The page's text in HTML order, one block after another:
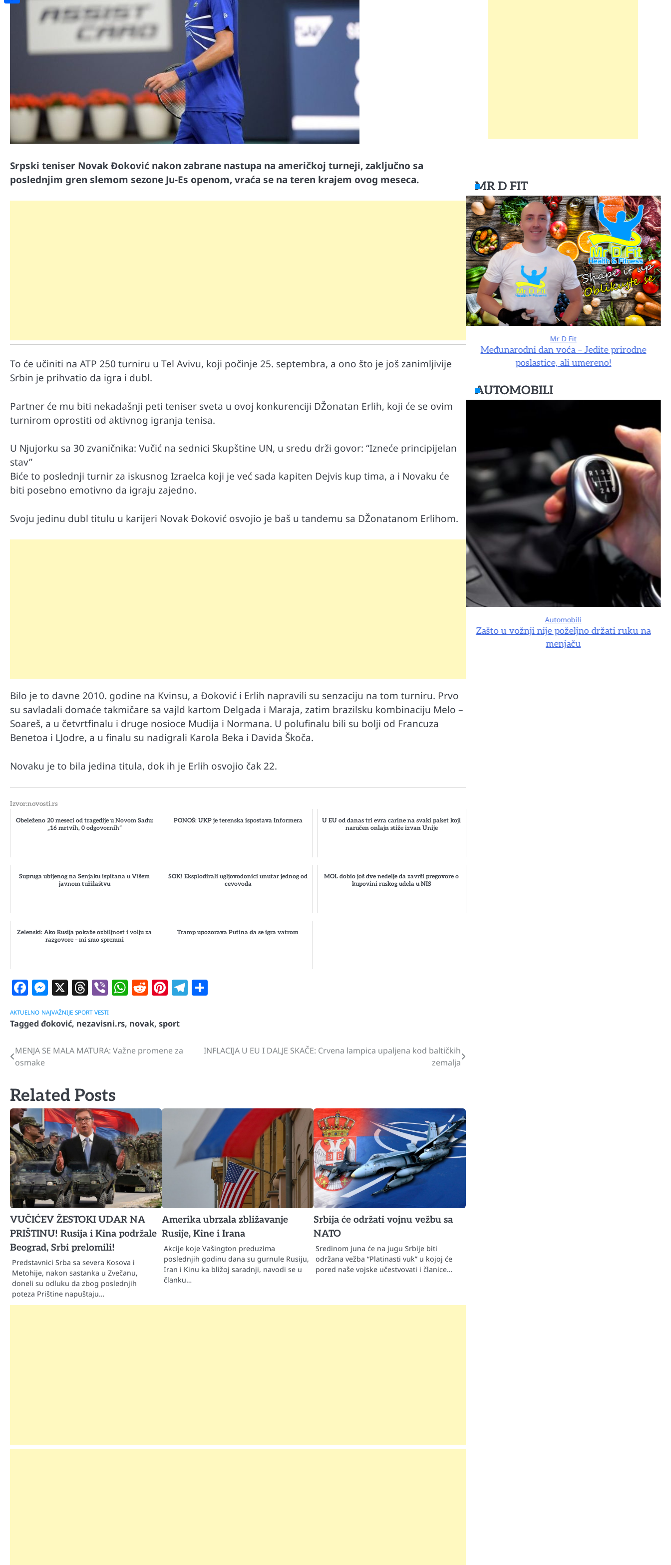
Srpski teniser Novak Đoković nakon zabrane nastupa na američkoj turneji, zaključno sa
poslednjim gren slemom sezone Ju-Es openom, vraća se na teren krajem ovog meseca.
To će učiniti na ATP 250 turniru u Tel Avivu, koji počinje 25. septembra, a ono što je još zanimljivije
Srbin je prihvatio da igra i dubl.
Partner će mu biti nekadašnji peti teniser sveta u ovoj konkurenciji DŽonatan Erlih, koji će se ovim
turnirom oprostiti od aktivnog igranja tenisa.
U Njujorku sa 30 zvaničnika: Vučić na sednici Skupštine UN, u sredu drži govor: “Izneće principijelan
stav”
Biće to poslednji turnir za iskusnog Izraelca koji je već sada kapiten Dejvis kup tima, a i Novaku će
biti posebno emotivno da igraju zajedno.
Svoju jedinu dubl titulu u karijeri Novak Đoković osvojio je baš u tandemu sa DŽonatanom Erlihom.
Bilo je to davne 2010. godine na Kvinsu, a Đoković i Erlih napravili su senzaciju na tom turniru. Prvo
su savladali domaće takmičare sa vajld kartom Delgada i Maraja, zatim brazilsku kombinaciju Melo –
Soareš, a u četvrtfinalu i druge nosioce Mudija i Normana. U polufinalu bili su bolji od Francuza
Benetoa i LJodre, a u finalu su nadigrali Karola Beka i Davida Škoča.
Novaku je to bila jedina titula, dok ih je Erlih osvojio čak 22.
Izvor:novosti.rs
Obeleženo 20 meseci od tragedije u Novom Sadu:
„16 mrtvih, 0 odgovornih“
PONOŠ: UKP je terenska ispostava Informera
U EU od danas tri evra carine na svaki paket koji
naručen onlajn stiže izvan Unije
Supruga ubijenog na Senjaku ispitana u Višem
javnom tužilaštvu
ŠOK! Eksplodirali ugljovodonici unutar jednog od
cevovoda
MOL dobio još dve nedelje da završi pregovore o
kupovini ruskog udela u NIS
Zelenski: Ako Rusija pokaže ozbiljnost i volju za
razgovore – mi smo spremni
Tramp upozorava Putina da se igra vatrom
Facebook
Messenger
X Threads
ViberWhatsApp
Reddit
Pinterest
Telegram
AKTUELNO NAJVAŽNIJE SPORT VESTI
Tagged đoković, nezavisni.rs, novak, sport
Navigacija
MENJA SE MALA MATURA: Važne promene za
osmake
INFLACIJA U EU I DALJE SKAČE: Crvena lampica upaljena kod baltičkih
zemalja
Related Posts
VUČIĆEV ŽESTOKI UDAR NA
PRIŠTINU! Rusija i Kina podržale
Beograd, Srbi prelomili!
Predstavnici Srba sa severa Kosova i
Metohije, nakon sastanka u Zvečanu,
doneli su odluku da zbog poslednjih
poteza Prištine napuštaju…
Amerika ubrzala zbližavanje
Rusije, Kine i Irana
Akcije koje Vašington preduzima
poslednjih godinu dana su gurnule Rusiju,
Iran i Kinu ka bližoj saradnji, navodi se u
članku…
Srbija će održati vojnu vežbu sa
NATO
Sredinom juna će na jugu Srbije biti
održana vežba “Platinasti vuk” u kojoj će
pored naše vojske učestvovati i članice…
MR D FIT
Mr D Fit
poslastice, ali umereno!
Mr D Fit
poslastice, ali umereno!
Mr D Fit
Međunarodni dan voća – Jedite prirodne
poslastice, ali umereno!
AUTOMOBILI
Automobili
Zašto u vožnji nije poželjno držati ruku na
menjaču